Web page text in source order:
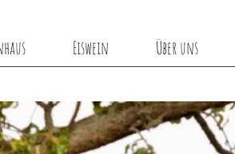
Eiswein Über uns